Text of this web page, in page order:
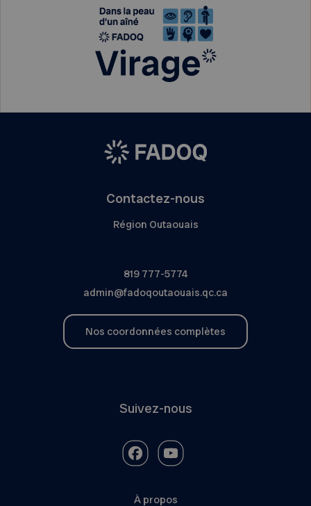
Contactez-nous
Région Outaouais
819 777-5774
admin@fadoqoutaouais.qc.ca
Nos coordonnées complètes
Suivez-nous
À propos